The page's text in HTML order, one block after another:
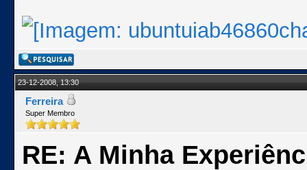
23-12-2008, 13:30
Ferreira
Super Membro
RE: A Minha